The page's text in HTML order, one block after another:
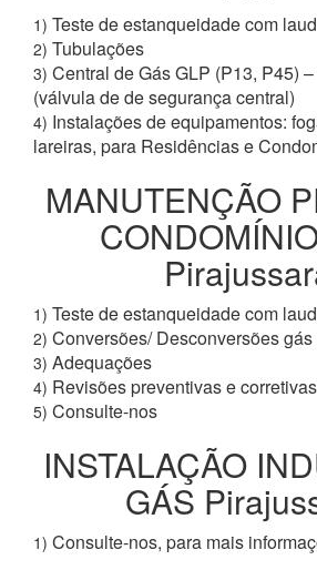
1) Teste de estanqueidade com
2) Tubulações
3) Central de Gás GLP (P13, P45)
(válvula de de segurança central)
4) Instalações de equipamentos:
lareiras, para Residências e
MANUTENÇÃO
1) Teste de estanqueidade com
2) Conversões/ Desconversões gás
3) Adequações
4) Revisões preventivas e corretivas
5) Consulte-nos
INSTALAÇÃO
GÁS
1) Consulte-nos, para mais